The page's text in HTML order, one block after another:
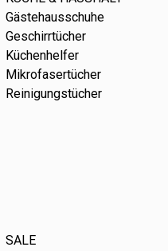
Gästehausschuhe
Geschirrtücher
Küchenhelfer
Mikrofasertücher
Reinigungstücher
SALE